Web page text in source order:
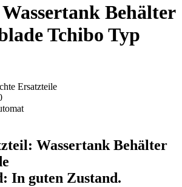
Behälter
Tchibo Typ
Ersatzteile
Wassertank Behälter
In guten Zustand.